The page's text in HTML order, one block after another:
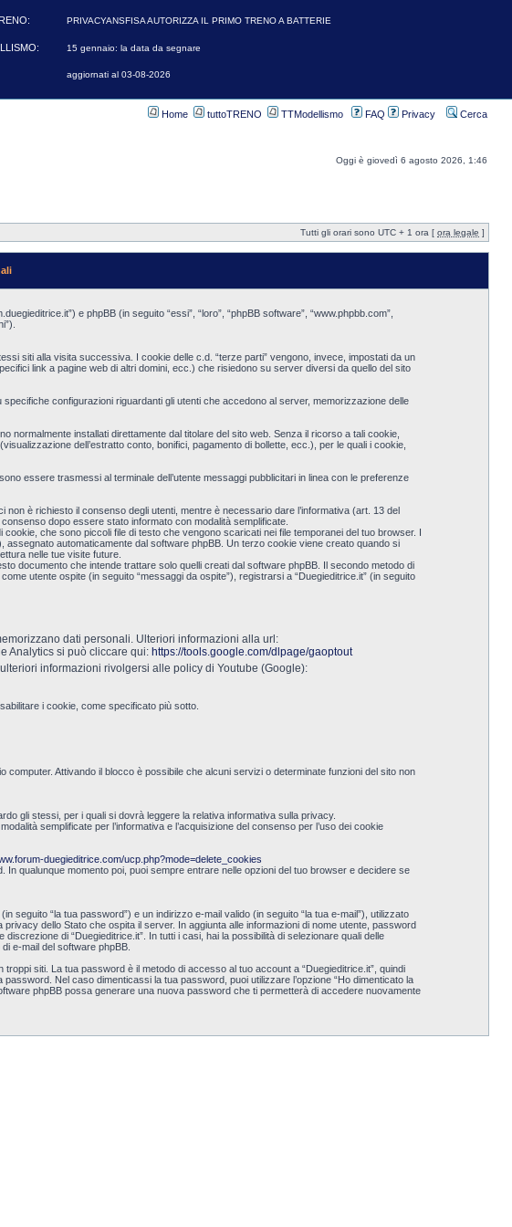
Home tuttoTRENO TTModellismo FAQ Privacy Cerca
Oggi è giovedì 6 agosto 2026, 1:46
Tutti gli orari sono UTC + 1 ora [ ora legale ]
e phpBB (in seguito “essi”, “loro”, “phpBB software”, “www.phpbb.com”,
siti alla visita successiva. I cookie delle c.d. “terze parti” vengono, invece, impostati da un
link a pagine web di altri domini, ecc.) che risiedono su server diversi da quello del sito
configurazioni riguardanti gli utenti che accedono al server, memorizzazione delle
installati direttamente dal titolare del sito web. Senza il ricorso a tali cookie,
dell’estratto conto, bonifici, pagamento di bollette, ecc.), per le quali i cookie,
essere trasmessi al terminale dell’utente messaggi pubblicitari in linea con le preferenze
non è richiesto il consenso degli utenti, mentre è necessario dare l’informativa (art. 13 del
dopo essere stato informato con modalità semplificate.
che sono piccoli file di testo che vengono scaricati nei file temporanei del tuo browser. I
assegnato automaticamente dal software phpBB. Un terzo cookie viene creato quando si
nelle tue visite future.
documento che intende trattare solo quelli creati dal software phpBB. Il secondo metodo di
utente ospite (in seguito “messaggi da ospite”), registrarsi a “Duegieditrice.it” (in seguito
dati personali. Ulteriori informazioni alla url:
Analytics si può cliccare qui: https://tools.google.com/dlpage/gaoptout
informazioni rivolgersi alle policy di Youtube (Google):
i cookie, come specificato più sotto.
Attivando il blocco è possibile che alcuni servizi o determinate funzioni del sito non
gli stessi, per i quali si dovrà leggere la relativa informativa sulla privacy.
semplificate per l’informativa e l’acquisizione del consenso per l’uso dei cookie
duegieditrice.com/ucp.php?mode=delete_cookies
qualunque momento poi, puoi sempre entrare nelle opzioni del tuo browser e decidere se
“la tua password”) e un indirizzo e-mail valido (in seguito “la tua e-mail”), utilizzato
privacy dello Stato che ospita il server. In aggiunta alle informazioni di nome utente, password
di “Duegieditrice.it”. In tutti i casi, hai la possibilità di selezionare quali delle
e-mail del software phpBB.
siti. La tua password è il metodo di accesso al tuo account a “Duegieditrice.it”, quindi
Nel caso dimenticassi la tua password, puoi utilizzare l’opzione “Ho dimenticato la
phpBB possa generare una nuova password che ti permetterà di accedere nuovamente
PRIVACYANSFISA AUTORIZZA IL PRIMO TRENO A BATTERIE
15 gennaio: la data da segnare
aggiornati al 03-08-2026